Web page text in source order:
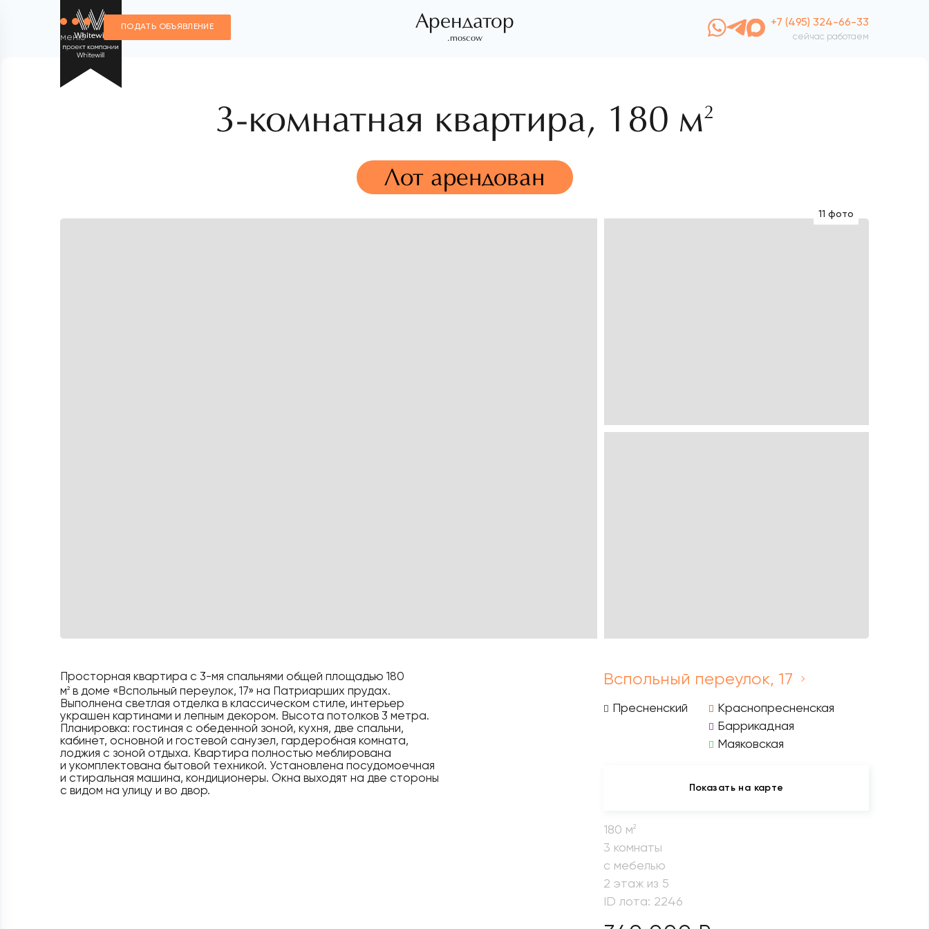
меню
ПОДАТЬ ОБЪЯВЛЕНИЕ Арендатор
.moscow
+7 (495) 324-66-33
сейчас работаем
3-комнатная квартира, 180 м2
Лот арендован
11 фото
Просторная квартира с 3-мя спальнями общей площадью 180
м2 в доме «Вспольный переулок, 17» на Патриарших прудах.
Выполнена светлая отделка в классическом стиле, интерьер
украшен картинами и лепным декором. Высота потолков 3 метра.
Планировка: гостиная с обеденной зоной, кухня, две спальни,
кабинет, основной и гостевой санузел, гардеробная комната,
лоджия с зоной отдыха. Квартира полностью меблирована
и укомплектована бытовой техникой. Установлена посудомоечная
и стиральная машина, кондиционеры. Окна выходят на две стороны
с видом на улицу и во двор.
Вспольный переулок, 17
Пресненский
Краснопресненская
Баррикадная
Маяковская
Показать на карте
180 м2
3 комнаты
с мебелью
2 этаж из 5
ID лота: 2246